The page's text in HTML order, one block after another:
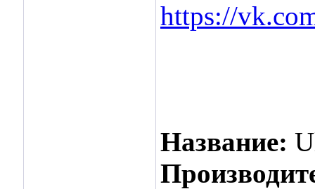
https://
Название: